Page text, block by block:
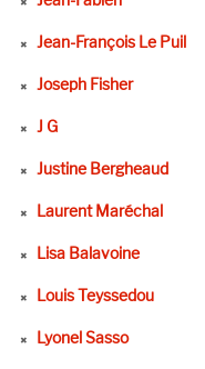
Jean-François Le Puil
Joseph Fisher
J G
Justine Bergheaud
Laurent Maréchal
Lisa Balavoine
Louis Teyssedou
Lyonel Sasso